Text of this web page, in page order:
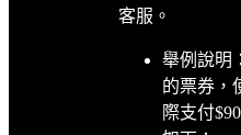
客服。
舉例說明
的票券，
際支付